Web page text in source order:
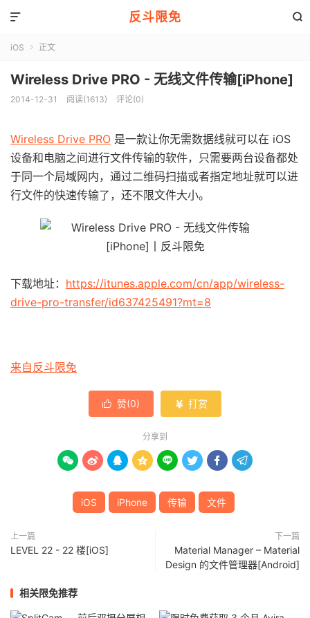
反斗限免 

iOS  正文
Wireless Drive PRO - 无线文件传输[iPhone]
2014-12-31 阅读(1613) 评论(0)
Wireless Drive PRO 是一款让你无需数据线就可以在 iOS
设备和电脑之间进行文件传输的软件，只需要两台设备都处
于同一个局域网内，通过二维码扫描或者指定地址就可以进
行文件的快速传输了，还不限文件大小。
下载地址： https://itunes.apple.com/cn/app/wireless-
drive-pro-transfer/id637425491?mt=8
来自反斗限免
 赞(0)  打赏
分享到
       
iOS iPhone 传输 文件
上一篇
LEVEL 22 - 22 楼[iOS]
下一篇
Material Manager – Material
Design 的文件管理器[Android]
相关限免推荐